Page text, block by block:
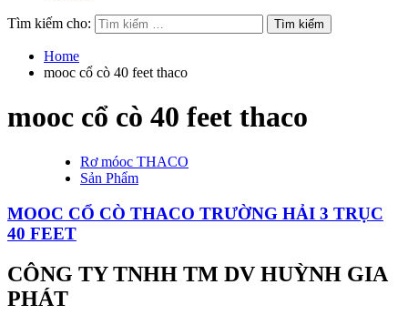
Tìm kiếm cho:
Home
mooc cổ cò 40 feet thaco
mooc cổ cò 40 feet thaco
Rơ móoc THACO
Sản Phẩm
MOOC CỔ CÒ THACO TRƯỜNG HẢI 3 TRỤC
40 FEET
CÔNG TY TNHH TM DV HUỲNH GIA
PHÁT